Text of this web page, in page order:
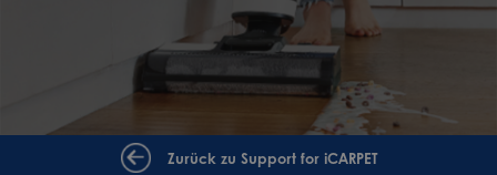
Zurück zu Support for iCARPET